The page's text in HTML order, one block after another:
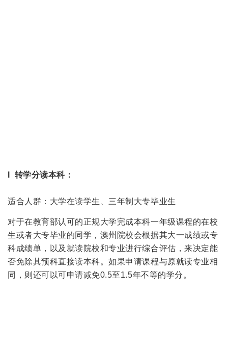
l 转学分读本科：
适合人群：大学在读学生、三年制大专毕业生
对于在教育部认可的正规大学完成本科一年级课程的在校
生或者大专毕业的同学，澳州院校会根据其大一成绩或专
科成绩单，以及就读院校和专业进行综合评估，来决定能
否免除其预科直接读本科。如果申请课程与原就读专业相
同，则还可以可申请减免0.5至1.5年不等的学分。